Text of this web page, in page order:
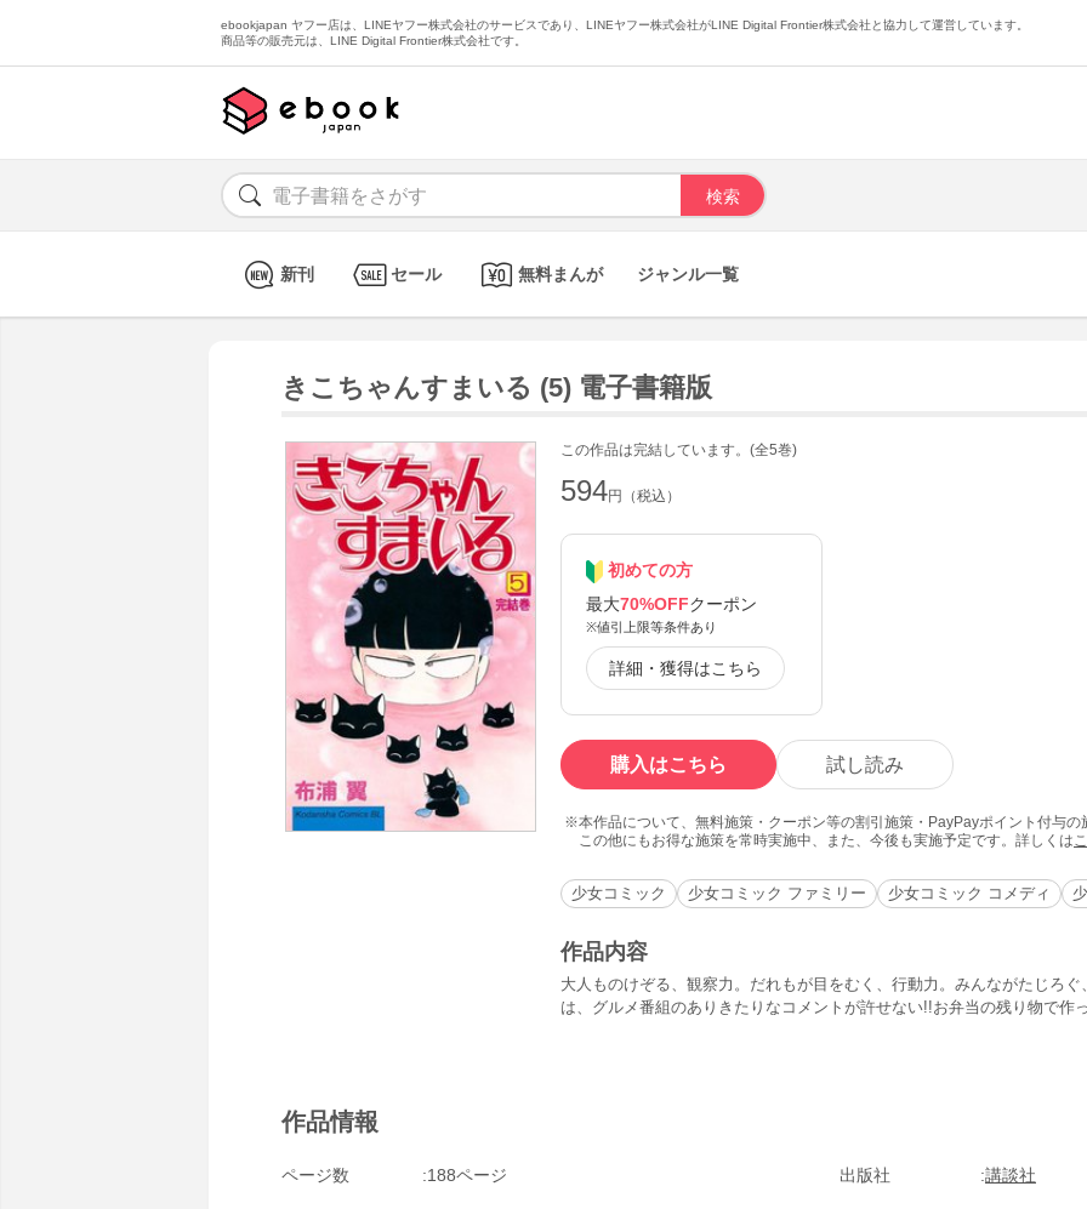
ebookjapan ヤフー店は、LINEヤフー株式会社のサービスであり、LINEヤフー株式会社がLINE Digital Frontier株式会社と協力して運営しています。
商品等の販売元は、LINE Digital Frontier株式会社です。
新刊 セール 無料まんが ジャンル一覧
きこちゃんすまいる (5) 電子書籍版
この作品は完結しています。(全5巻)
594円（税込）
初めての方
最大70%OFFクーポン
※値引上限等条件あり
詳細・獲得はこちら
購入はこちら 試し読み
本作品について、無料施策・クーポン等の割引施策・PayPayポイント付与
この他にもお得な施策を常時実施中、また、今後も実施予定です。詳しくは
少女コミック 少女コミック ファミリー 少女コミック コメディ
作品内容
大人ものけぞる、観察力。だれもが目をむく、行動力。みんながたじろ
は、グルメ番組のありきたりなコメントが許せない!!お弁当の残り物で作
作品情報
ページ数 188ページ 出版社 講談社